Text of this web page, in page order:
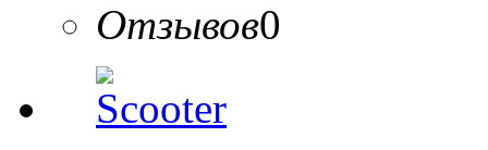
Отзывов0